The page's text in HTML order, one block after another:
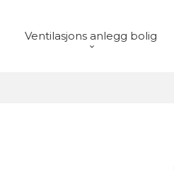
Ventilasjons anlegg bolig